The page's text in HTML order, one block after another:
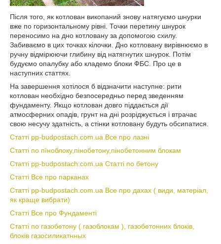
Після того, як котлован викопаний знову натягуємо шнурки
вже по горизонтальному рівні. Точки перетину шнурок
переносимо на дно котловану за допомогою схилу.
Забиваємо в цих точках кілочки. Дно котловану вирівнюємо в
ручну відмірюючи глибину від натягнутих шнурок. Потім
будуємо опалубку або кладемо блоки ФБС. Про це в
наступних статтях.
На завершення хотілося б відзначити наступне: рити
котлован необхідно безпосередньо перед зведенням
фундаменту. Якщо котлован довго піддається дії
атмосферних опадів, грунт на дні розріджується і втрачає
свою несучу здатність, а стінки котловану будуть обсипатися.
Статті pp-budpostach.com.ua Все про лазні
Статті по пїноблоку,пінобетону,пінобетонним блокам
Статті pp-budpostach.com.ua Статті по бетону
Статті Все про парканах
Статті pp-budpostach.com.ua Все про дахах ( види, матеріал,
як краще вибрати)
Статті Все про Фундаменті
Статті по газобетону ( газоблокам ), газобетонних блоків,
блоків газосиликатнных